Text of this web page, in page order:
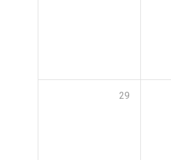
29